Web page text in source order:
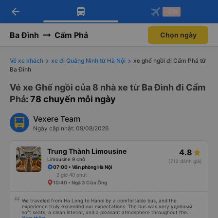
Tải app Vexere ngay!
Nhận ưu đãi thành viên độc
Mở app
Tải app Vexere
-30k/ghế khi đặt vé máy bay qua
Mở app
arrow_back -30k
Ba Đình Cẩm Phả Chọn ngày
Vé xe khách xe đi Quảng Ninh từ Hà Nội
xe ghế ngồi đi Cẩm Phả từ
Ba Đình
Vé xe Ghế ngồi của 8 nhà xe từ Ba Đình đi Cẩm
Phả: 78 chuyến mỗi ngày
Vexere Team
Ngày cập nhật: 09/08/2026
Trung Thành Limousine
Limousine 9 chỗ
4.8
(712 đánh giá)
07:00 • Văn phòng Hà Nội
3 giờ 40 phút
10:40 • Ngã 3 Cửa Ông
We traveled from Ha Long to Hanoi by a comfortable bus, and the
experience truly exceeded our expectations. The bus was very удобный:
soft seats, a clean interior, and a pleasant atmosphere throughout the